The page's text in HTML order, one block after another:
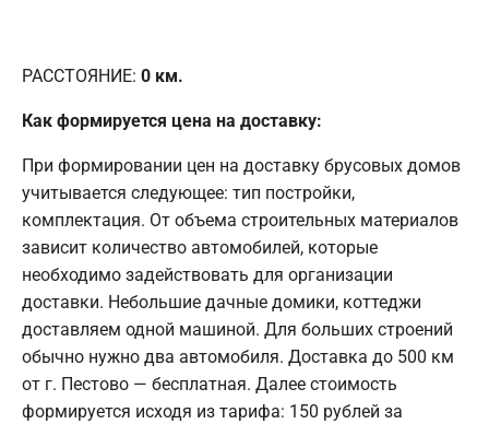
РАССТОЯНИЕ: 0 км.
Как формируется цена на доставку:
При формировании цен на доставку брусовых домов
учитывается следующее: тип постройки,
комплектация. От объема строительных материалов
зависит количество автомобилей, которые
необходимо задействовать для организации
доставки. Небольшие дачные домики, коттеджи
доставляем одной машиной. Для больших строений
обычно нужно два автомобиля. Доставка до 500 км
от г. Пестово — бесплатная. Далее стоимость
формируется исходя из тарифа: 150 рублей за